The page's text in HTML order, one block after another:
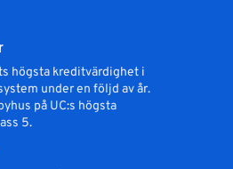
högsta kreditvärdighet i
under en följd av år.
på UC:s högsta
5.